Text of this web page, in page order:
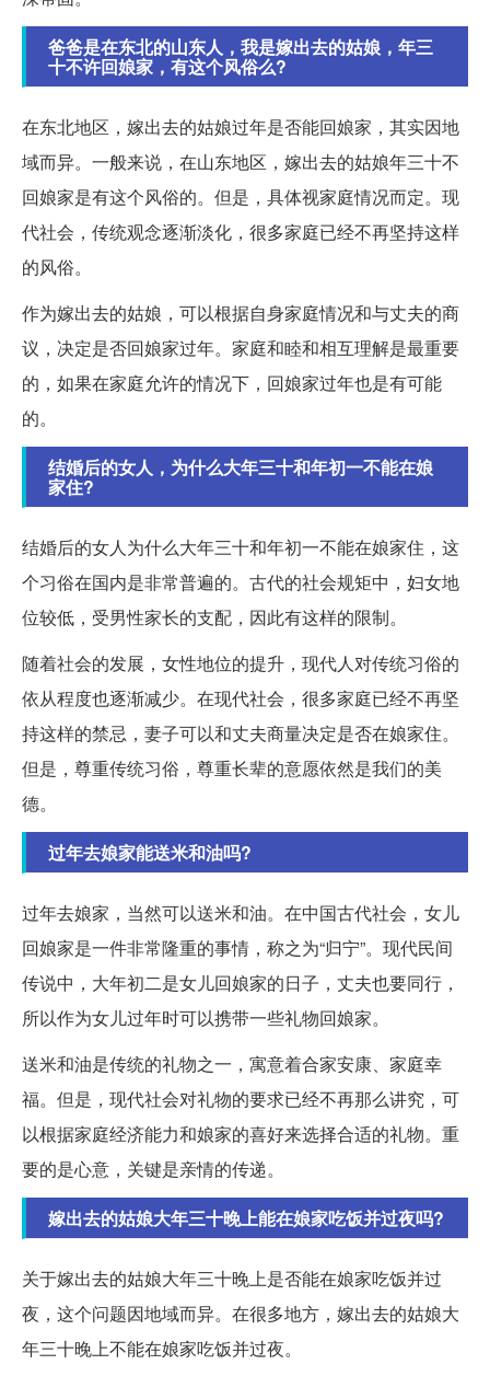
爸爸是在东北的山东人，我是嫁出去的姑娘，年三
十不许回娘家，有这个风俗么?
在东北地区，嫁出去的姑娘过年是否能回娘家，其实因地
域而异。一般来说，在山东地区，嫁出去的姑娘年三十不
回娘家是有这个风俗的。但是，具体视家庭情况而定。现
代社会，传统观念逐渐淡化，很多家庭已经不再坚持这样
的风俗。
作为嫁出去的姑娘，可以根据自身家庭情况和与丈夫的商
议，决定是否回娘家过年。家庭和睦和相互理解是最重要
的，如果在家庭允许的情况下，回娘家过年也是有可能
的。
结婚后的女人，为什么大年三十和年初一不能在娘
家住?
结婚后的女人为什么大年三十和年初一不能在娘家住，这
个习俗在国内是非常普遍的。古代的社会规矩中，妇女地
位较低，受男性家长的支配，因此有这样的限制。
随着社会的发展，女性地位的提升，现代人对传统习俗的
依从程度也逐渐减少。在现代社会，很多家庭已经不再坚
持这样的禁忌，妻子可以和丈夫商量决定是否在娘家住。
但是，尊重传统习俗，尊重长辈的意愿依然是我们的美
德。
过年去娘家能送米和油吗?
过年去娘家，当然可以送米和油。在中国古代社会，女儿
回娘家是一件非常隆重的事情，称之为“归宁”。现代民间
传说中，大年初二是女儿回娘家的日子，丈夫也要同行，
所以作为女儿过年时可以携带一些礼物回娘家。
送米和油是传统的礼物之一，寓意着合家安康、家庭幸
福。但是，现代社会对礼物的要求已经不再那么讲究，可
以根据家庭经济能力和娘家的喜好来选择合适的礼物。重
要的是心意，关键是亲情的传递。
嫁出去的姑娘大年三十晚上能在娘家吃饭并过夜吗?
关于嫁出去的姑娘大年三十晚上是否能在娘家吃饭并过
夜，这个问题因地域而异。在很多地方，嫁出去的姑娘大
年三十晚上不能在娘家吃饭并过夜。